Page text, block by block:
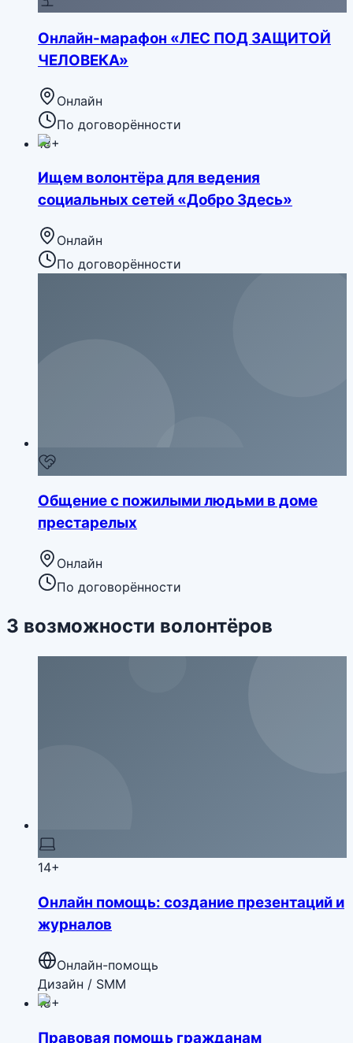
Онлайн-марафон «ЛЕС ПОД ЗАЩИТОЙ
ЧЕЛОВЕКА»
Онлайн
По договорённости
18+
Ищем волонтёра для ведения
социальных сетей «Добро Здесь»
Онлайн
По договорённости
Общение с пожилыми людьми в доме
престарелых
Онлайн
По договорённости
3 возможности волонтёров
14+
Онлайн помощь: создание презентаций и
журналов
Онлайн-помощь
Дизайн / SMM
18+
Правовая помощь гражданам